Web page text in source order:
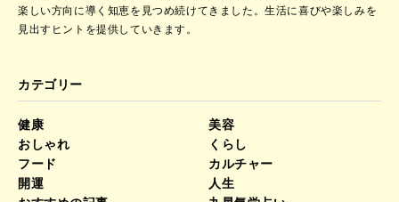
楽しい方向に導く知恵を見つめ続けてきました。生活に喜びや楽しみを
見出すヒントを提供していきます。
カテゴリー
健康
美容
おしゃれ
くらし
フード
カルチャー
開運
人生